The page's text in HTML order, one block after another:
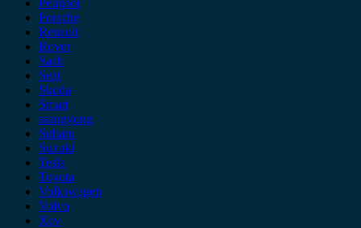
Porsche
Renault
Rover
Saab
Seat
Skoda
Smart
ssangyong
Subaru
Suzuki
Tesla
Toyota
Volkswagen
Volvo
Xev